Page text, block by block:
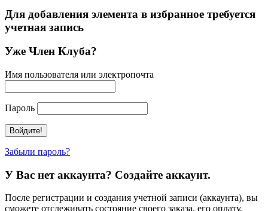
Для добавления элемента в избранное требуется
учетная запись
Уже Член Клуба?
Имя пользователя или электропочта
Пароль
Забыли пароль?
У Вас нет аккаунта? Создайте аккаунт.
После регистрации и создания учетной записи (аккаунта), вы
сможете отслеживать состояние своего заказа, его оплату,